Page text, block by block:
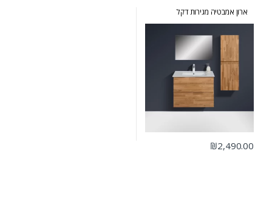
ארון אמבטיה מגירות דקל
₪2,490.00